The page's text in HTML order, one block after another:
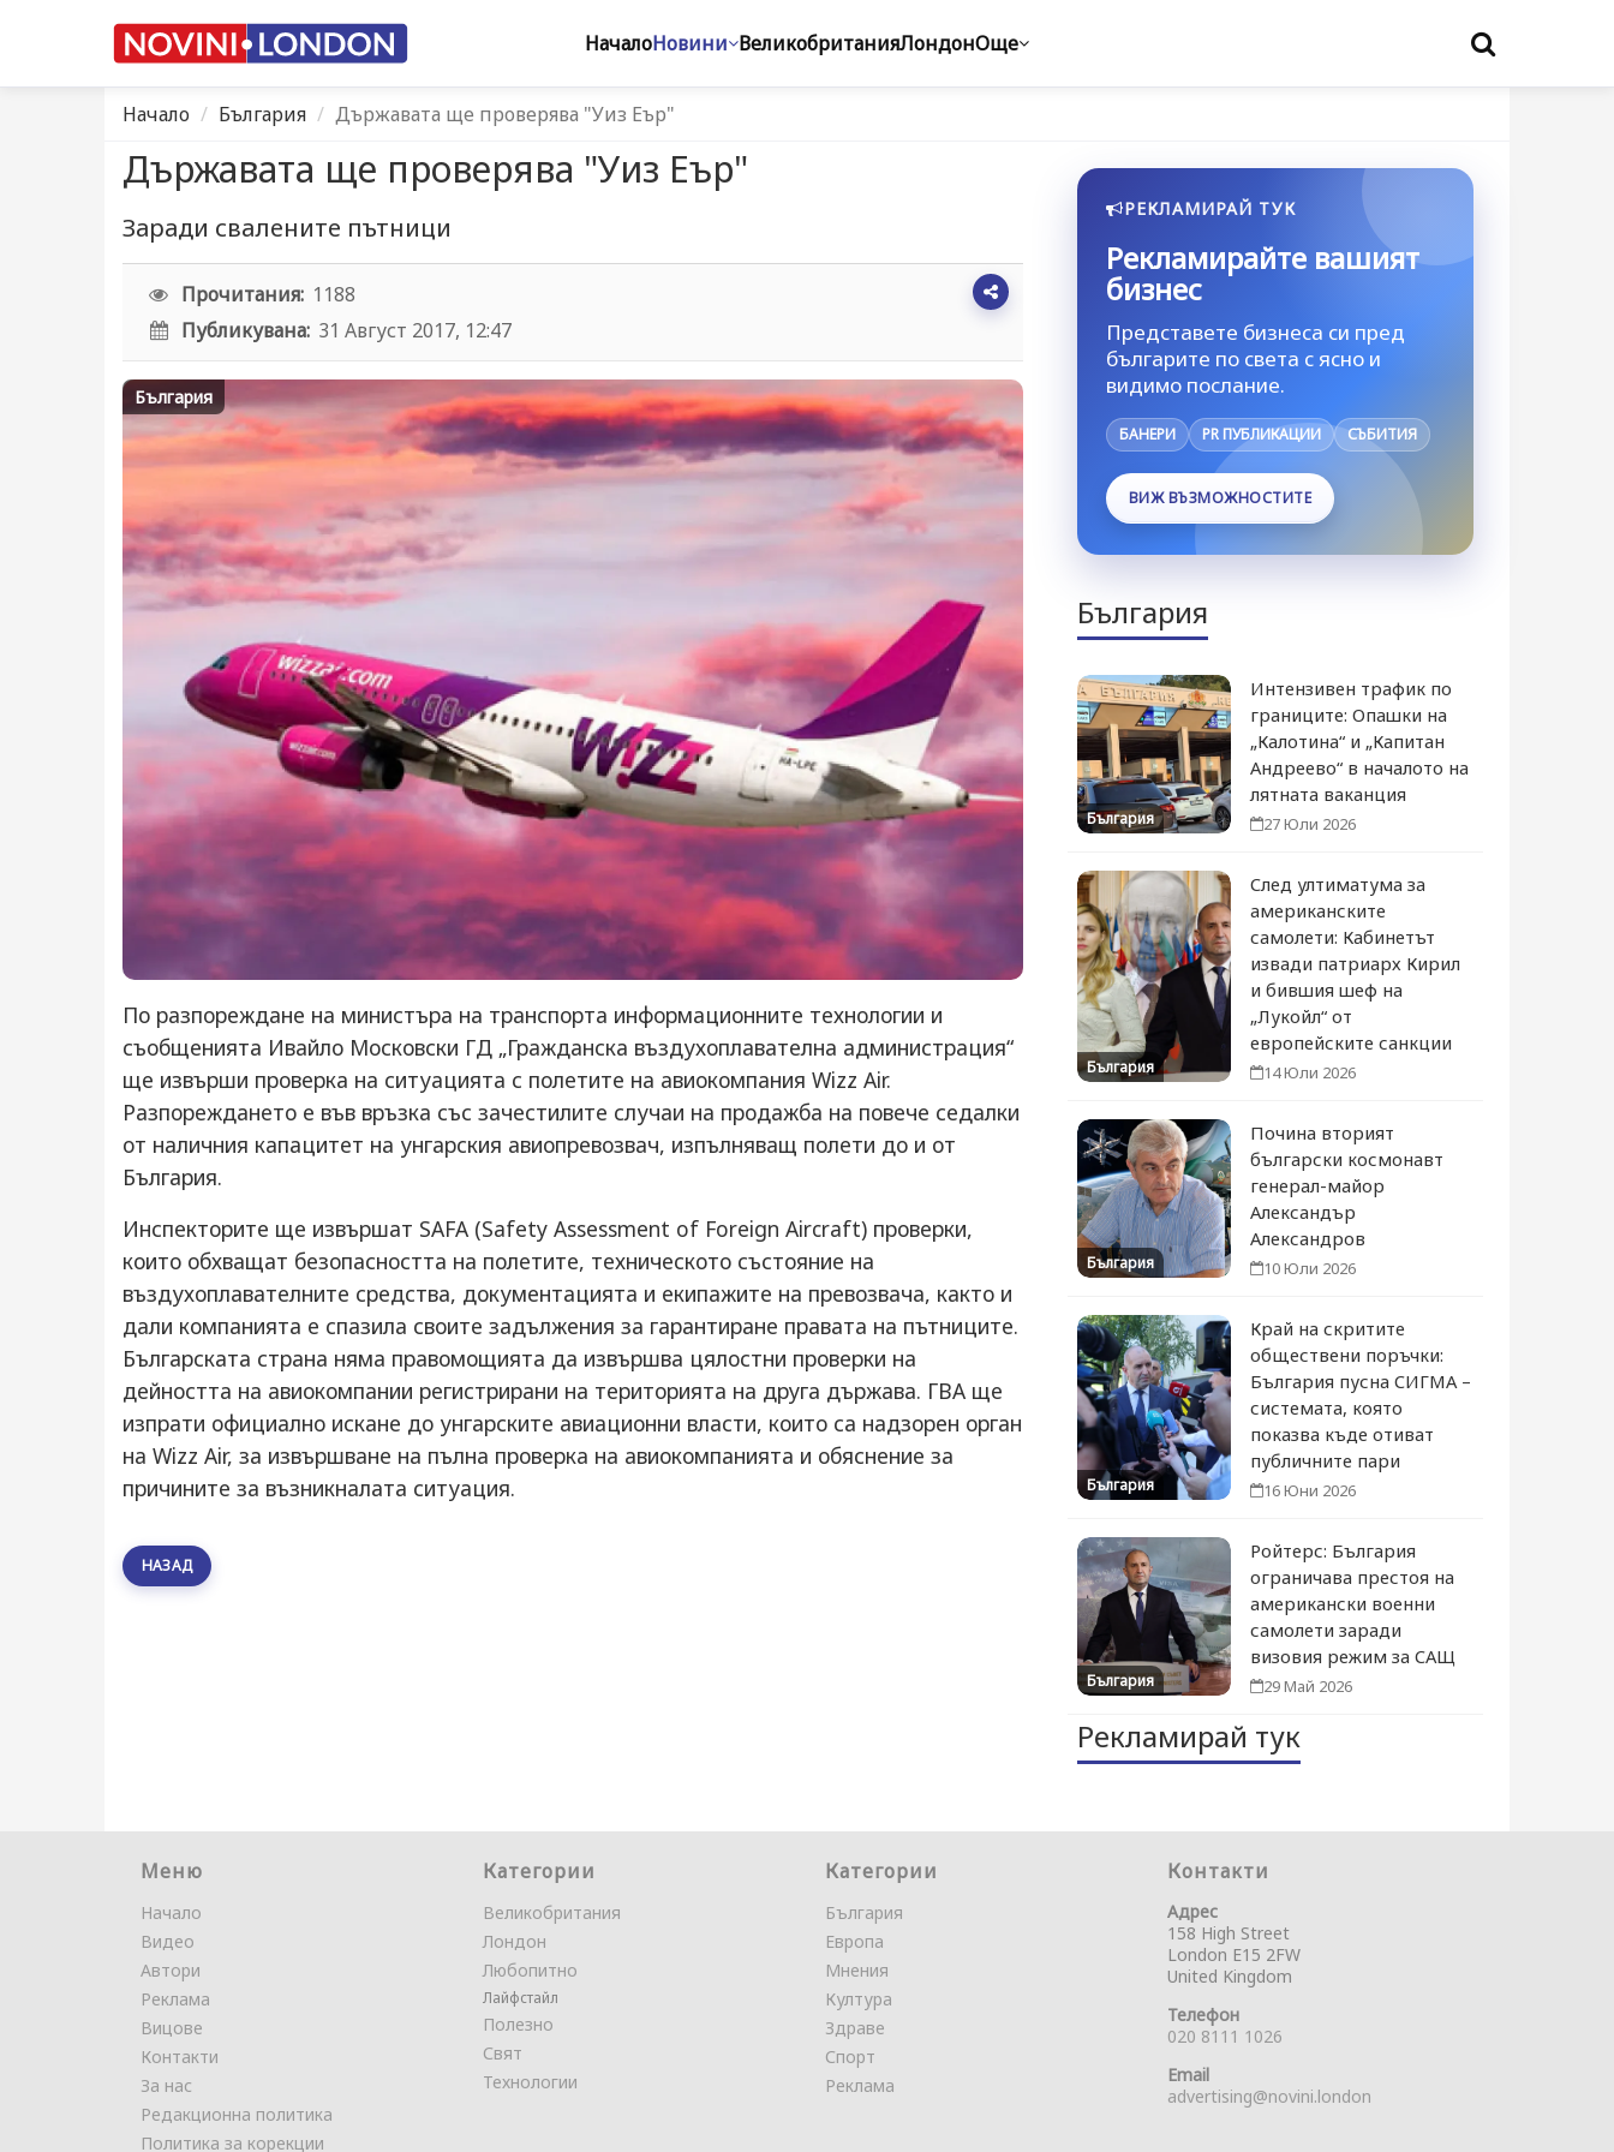
НачалоНовини ВеликобританияЛондонОще
Начало България Държавата ще проверява "Уиз Еър"
Държавата ще проверява "Уиз Еър"
Заради свалените пътници
Прочитания: 1188
Публикувана: 31 Август 2017, 12:47
България
По разпореждане на министъра на транспорта информационните технологии и
съобщенията Ивайло Московски ГД „Гражданска въздухоплавателна администрация“
ще извърши проверка на ситуацията с полетите на авиокомпания Wizz Air.
Разпореждането е във връзка със зачестилите случаи на продажба на повече седалки
от наличния капацитет на унгарския авиопревозвач, изпълняващ полети до и от
България.
Инспекторите ще извършат SAFA (Safety Assessment of Foreign Aircraft) проверки,
които обхващат безопасността на полетите, техническото състояние на
въздухоплавателните средства, документацията и екипажите на превозвача, както и
дали компанията е спазила своите задължения за гарантиране правата на пътниците.
Българската страна няма правомощията да извършва цялостни проверки на
дейността на авиокомпании регистрирани на територията на друга държава. ГВА ще
изпрати официално искане до унгарските авиационни власти, които са надзорен орган
на Wizz Air, за извършване на пълна проверка на авиокомпанията и обяснение за
причините за възникналата ситуация.
НАЗАД
РЕКЛАМИРАЙ ТУК
Рекламирайте вашият
бизнес
Представете бизнеса си пред
българите по света с ясно и
видимо послание.
БАНЕРИ PR ПУБЛИКАЦИИ СЪБИТИЯ
ВИЖ ВЪЗМОЖНОСТИТЕ
България
България
Интензивен трафик по
границите: Опашки на
„Калотина“ и „Капитан
Андреево“ в началото на
лятната ваканция
27 Юли 2026
България
След ултиматума за
американските
самолети: Кабинетът
извади патриарх Кирил
и бившия шеф на
„Лукойл“ от
европейските санкции
14 Юли 2026
България
Почина вторият
български космонавт
генерал-майор
Александър
Александров
10 Юли 2026
България
Край на скритите
обществени поръчки:
България пусна СИГМА –
системата, която
показва къде отиват
публичните пари
16 Юни 2026
България
Ройтерс: България
ограничава престоя на
американски военни
самолети заради
визовия режим за САЩ
29 Май 2026
Рекламирай тук
Меню
Начало
Видео
Автори
Реклама
Вицове
Контакти
За нас
Редакционна политика
Политика за корекции
Категории
Великобритания
Лондон
Любопитно
Лайфстайл
Полезно
Свят
Технологии
Категории
България
Европа
Мнения
Култура
Здраве
Спорт
Реклама
Контакти
Адрес
158 High Street
London E15 2FW
United Kingdom
Телефон
020 8111 1026
Email
advertising@novini.london